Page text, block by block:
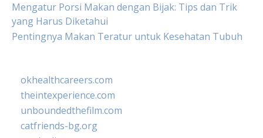
Mengatur Porsi Makan dengan Bijak: Tips dan Trik
yang Harus Diketahui
Pentingnya Makan Teratur untuk Kesehatan Tubuh
okhealthcareers.com
theintexperience.com
unboundedthefilm.com
catfriends-bg.org